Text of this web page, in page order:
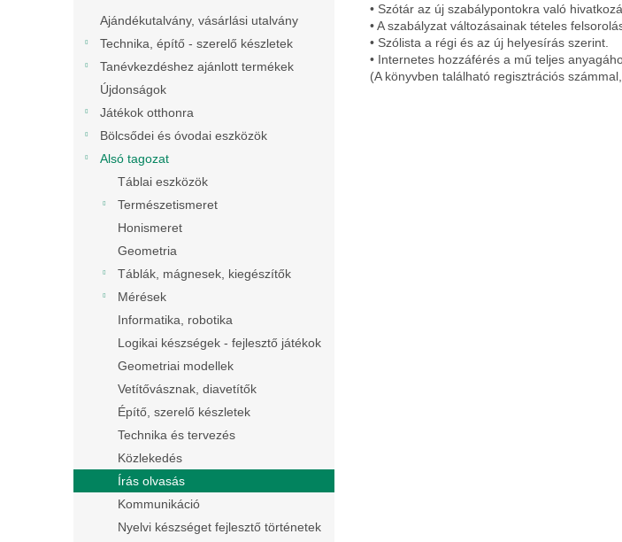
Ajándékutalvány, vásárlási utalvány
Technika, építő - szerelő készletek
Tanévkezdéshez ajánlott termékek
Újdonságok
Játékok otthonra
Bölcsődei és óvodai eszközök
Alsó tagozat
Táblai eszközök
Természetismeret
Honismeret
Geometria
Táblák, mágnesek, kiegészítők
Mérések
Informatika, robotika
Logikai készségek - fejlesztő játékok
Geometriai modellek
Vetítővásznak, diavetítők
Építő, szerelő készletek
Technika és tervezés
Közlekedés
Írás olvasás
Kommunikáció
Nyelvi készséget fejlesztő történetek
• Szótár az új szabálypontokra való
• A szabályzat változásainak tételes
• Szólista a régi és az új helyesírás szerint.
• Internetes hozzáférés a mű teljes
(A könyvben található regisztrációs